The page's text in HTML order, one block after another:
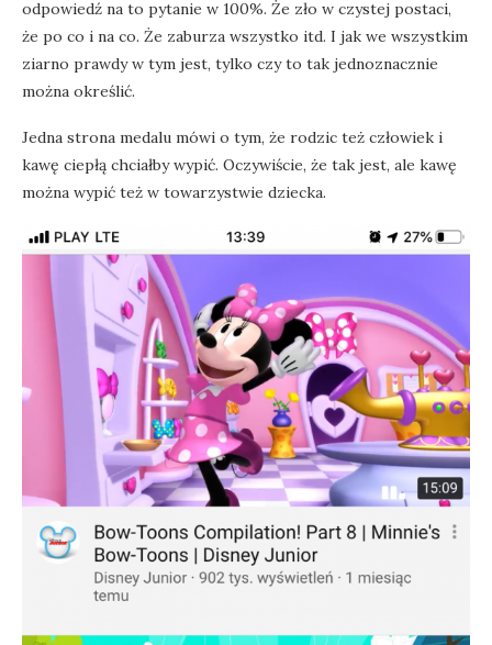
odpowiedź na to pytanie w 100%. Że zło w czystej postaci,
że po co i na co. Że zaburza wszystko itd. I jak we wszystkim
ziarno prawdy w tym jest, tylko czy to tak jednoznacznie
można określić.
Jedna strona medalu mówi o tym, że rodzic też człowiek i
kawę ciepłą chciałby wypić. Oczywiście, że tak jest, ale kawę
można wypić też w towarzystwie dziecka.